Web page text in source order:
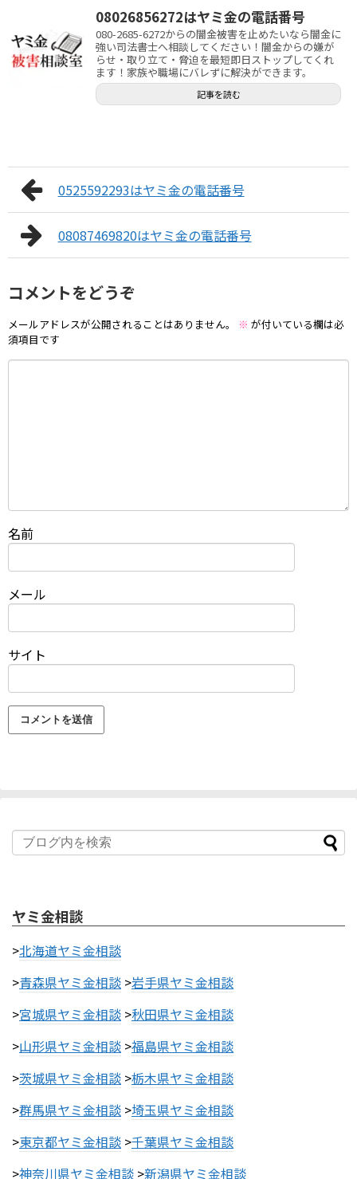
08026856272はヤミ金の電話番号
080-2685-6272からの闇金被害を止めたいなら闇金に
強い司法書士へ相談してください！闇金からの嫌が
らせ・取り立て・脅迫を最短即日ストップしてくれ
ます！家族や職場にバレずに解決ができます。
記事を読む
0525592293はヤミ金の電話番号
08087469820はヤミ金の電話番号
コメントをどうぞ
メールアドレスが公開されることはありません。 ※ が付いている欄は必
須項目です
名前
メール
サイト
ヤミ金相談
>北海道ヤミ金相談
>青森県ヤミ金相談 >岩手県ヤミ金相談
>宮城県ヤミ金相談 >秋田県ヤミ金相談
>山形県ヤミ金相談 >福島県ヤミ金相談
>茨城県ヤミ金相談 >栃木県ヤミ金相談
>群馬県ヤミ金相談 >埼玉県ヤミ金相談
>東京都ヤミ金相談 >千葉県ヤミ金相談
>神奈川県ヤミ金相談 >新潟県ヤミ金相談